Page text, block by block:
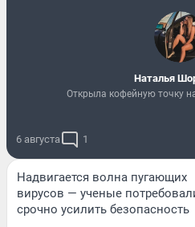
Наталья
Открыла кофейную точку
6 августа 1
Надвигается волна пугающих
вирусов — ученые
срочно усилить безопасность